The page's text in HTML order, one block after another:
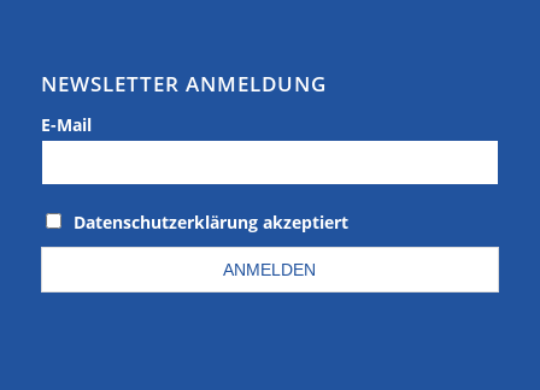
NEWSLETTER ANMELDUNG
E-Mail
Datenschutzerklärung akzeptiert